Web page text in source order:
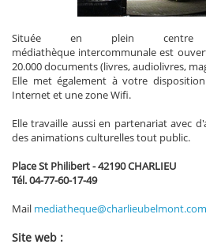
Située en plein
médiathèque intercommunale est
20.000 documents (livres, audiolivres,
Elle met également à votre
Internet et une zone Wifi.
Elle travaille aussi en partenariat avec
des animations culturelles tout public.
Place St Philibert - 42190 CHARLIEU
Tél. 04-77-60-17-49
Mail mediatheque@charlieubelmont.com
Site web :